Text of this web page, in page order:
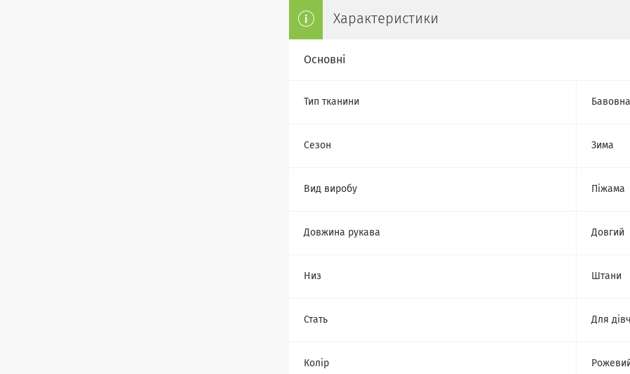
Характеристики
Основні
Тип тканини Бавовна
Сезон Зима
Вид виробу Піжама
Довжина рукава Довгий
Низ Штани
Стать Для
Колір